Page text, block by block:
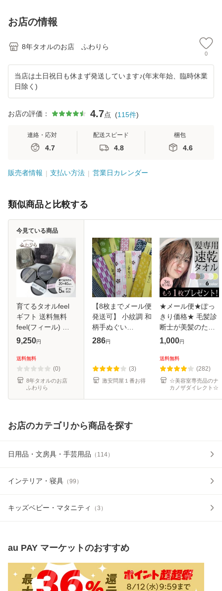
お店の情報
8年タオルのお店 ふわりら
0
当店は土日祝日も休まず発送しています♪(年末年始、臨時休業
日除く)
お店の評価： 4.7点 (115件)
連絡・応対
4.7
配送スピード
4.8
梱包
4.6
販売者情報 支払い方法 営業日カレンダー
類似商品と比較する
育てるタオルfeel
ギフト 送料無料
feel(フィール) プ
チフェイスタオル5
9,250円
送料無料
(0)
8年タオルのお店
ふわりら
今見ている商品
【8枚までメール便
発送可】 小紋調 和
柄手ぬぐい
【33×90cm】和小
伝統 ＪＡＰＡＮ 男
女兼用 ふきん
286円
(3)
激安問屋１番お得
★メール便★ぽっ
きり価格★ 毛髪診
断士が美髪のため
だけに開発したヘ
soin for hair ソワ
ン フォー ヘアー
タオル 吸水
1,000円
送料無料
(282)
☆美容室専売品のナ
カノザダイレクト☆
お店のカテゴリから商品を探す
日用品・文房具・手芸用品 （ 114）
インテリア・寝具 （99 ）
キッズベビー・マタニティ （3 ）
au PAY マーケットのおすすめ